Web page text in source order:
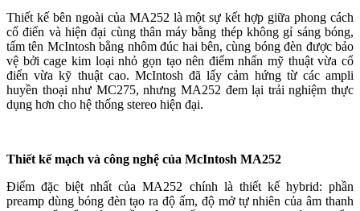
Thiết kế bên ngoài của MA252 là một sự kết hợp giữa phong cách
cổ điển và hiện đại cùng thân máy bằng thép không gỉ sáng bóng,
tấm tên McIntosh bằng nhôm đúc hai bên, cùng bóng đèn được bảo
vệ bởi cage kim loại nhỏ gọn tạo nên điểm nhấn mỹ thuật vừa cổ
điển vừa kỹ thuật cao. McIntosh đã lấy cảm hứng từ các ampli
huyền thoại như MC275, nhưng MA252 đem lại trải nghiệm thực
dụng hơn cho hệ thống stereo hiện đại.
Thiết kế mạch và công nghệ của McIntosh MA252
Điểm đặc biệt nhất của MA252 chính là thiết kế hybrid: phần
preamp dùng bóng đèn tạo ra độ ấm, độ mở tự nhiên của âm thanh